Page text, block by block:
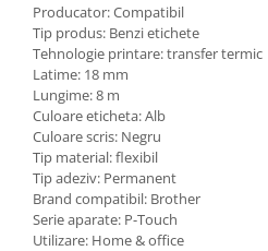
Producator: Compatibil
Tip produs: Benzi etichete
Tehnologie printare: transfer termic
Latime: 18 mm
Lungime: 8 m
Culoare eticheta: Alb
Culoare scris: Negru
Tip material: flexibil
Tip adeziv: Permanent
Brand compatibil: Brother
Serie aparate: P-Touch
Utilizare: Home & office